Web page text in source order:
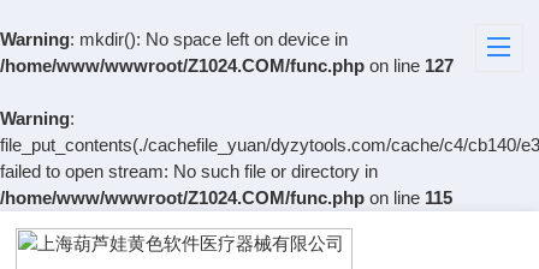
Warning: mkdir(): No space left on device in
/home/www/wwwroot/Z1024.COM/func.php on line 127
Warning:
file_put_contents(./cachefile_yuan/dyzytools.com/cache/c4/cb140/
failed to open stream: No such file or directory in
/home/www/wwwroot/Z1024.COM/func.php on line 115